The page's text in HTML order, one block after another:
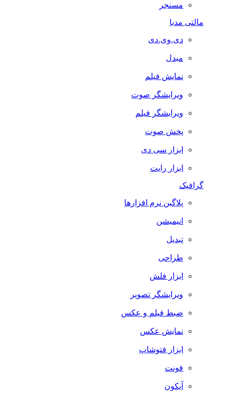
مسنجر
مالتی مدیا
دی.وی.دی
مبدل
نمایش فیلم
ویرایشگر صوت
ویرایشگر فیلم
پخش صوت
ابزار سی دی
ابزار رایت
گرافیک
پلاگین نرم افزارها
انیمیشن
تبدیل
طراحی
ابزار فلش
ویرایشگر تصویر
ضبط فيلم و عكس
نمایش عکس
ابزار فتوشاپ
فونت
آیکون